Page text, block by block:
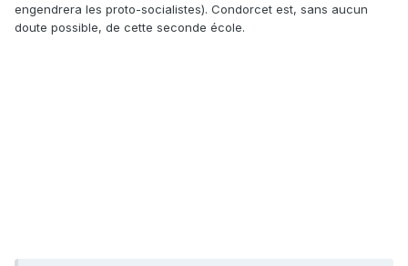
engendrera les proto-socialistes). Condorcet est, sans aucun
doute possible, de cette seconde école.